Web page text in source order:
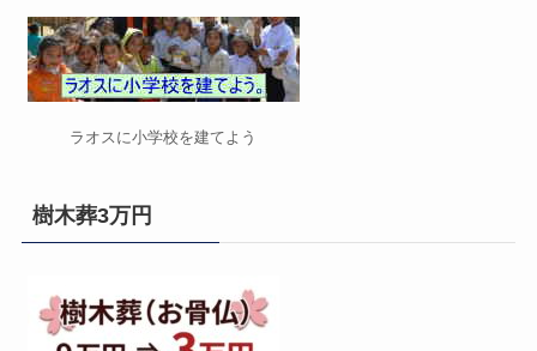
ラオスに小学校を建てよう
樹木葬3万円